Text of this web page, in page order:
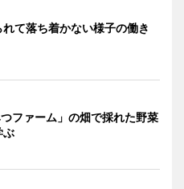
て落ち着かない様子の働き
つファーム」の畑で採れた野菜
ぶ